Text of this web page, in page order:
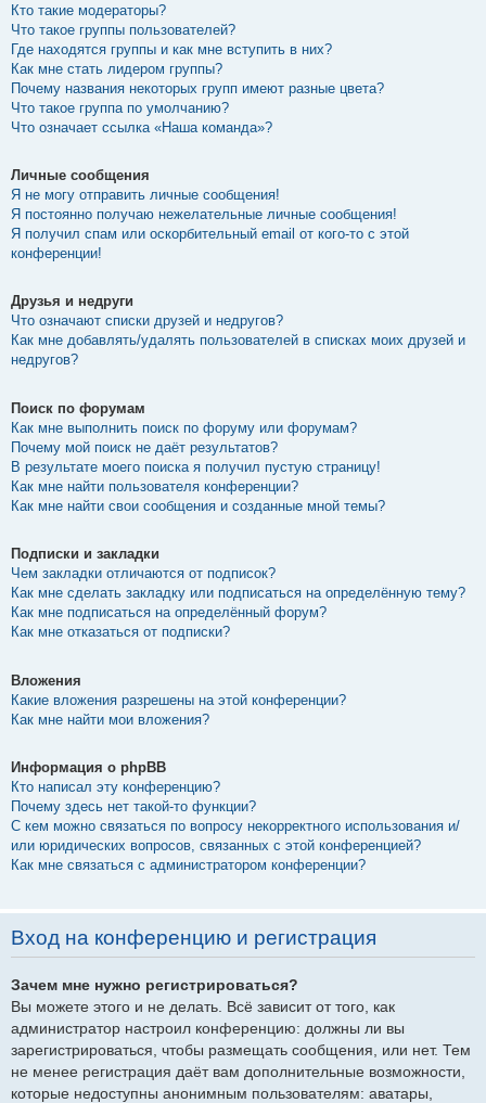
Кто такие модераторы?
Что такое группы пользователей?
Где находятся группы и как мне вступить в них?
Как мне стать лидером группы?
Почему названия некоторых групп имеют разные цвета?
Что такое группа по умолчанию?
Что означает ссылка «Наша команда»?
Личные сообщения
Я не могу отправить личные сообщения!
Я постоянно получаю нежелательные личные сообщения!
Я получил спам или оскорбительный email от кого-то с этой
конференции!
Друзья и недруги
Что означают списки друзей и недругов?
Как мне добавлять/удалять пользователей в списках моих друзей и
недругов?
Поиск по форумам
Как мне выполнить поиск по форуму или форумам?
Почему мой поиск не даёт результатов?
В результате моего поиска я получил пустую страницу!
Как мне найти пользователя конференции?
Как мне найти свои сообщения и созданные мной темы?
Подписки и закладки
Чем закладки отличаются от подписок?
Как мне сделать закладку или подписаться на определённую тему?
Как мне подписаться на определённый форум?
Как мне отказаться от подписки?
Вложения
Какие вложения разрешены на этой конференции?
Как мне найти мои вложения?
Информация о phpBB
Кто написал эту конференцию?
Почему здесь нет такой-то функции?
С кем можно связаться по вопросу некорректного использования и/
или юридических вопросов, связанных с этой конференцией?
Как мне связаться с администратором конференции?
Вход на конференцию и регистрация
Зачем мне нужно регистрироваться?
Вы можете этого и не делать. Всё зависит от того, как
администратор настроил конференцию: должны ли вы
зарегистрироваться, чтобы размещать сообщения, или нет. Тем
не менее регистрация даёт вам дополнительные возможности,
которые недоступны анонимным пользователям: аватары,